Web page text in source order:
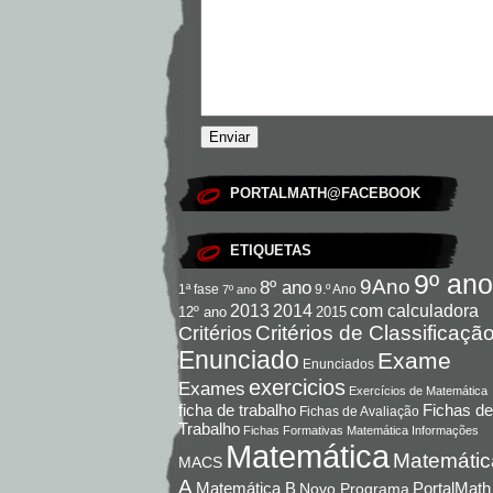
PORTALMATH@FACEBOOK
ETIQUETAS
1ª fase 7º ano 8º ano 9.º Ano 9Ano 9º ano
12º ano 2013 2014 2015 com calculadora
Critérios Critérios de
Enunciado Enunciados Exame
Exames exercicios Exercícios de Matemática
ficha de trabalho Fichas de Avaliação Fichas de
Trabalho Fichas Formativas Matemática Informações
MACS Matemática
A Matemática B Novo Programa PortalMath